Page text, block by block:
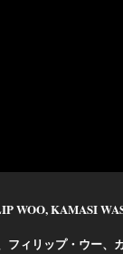
WOO, KAMASI
ィリップ・ウー、